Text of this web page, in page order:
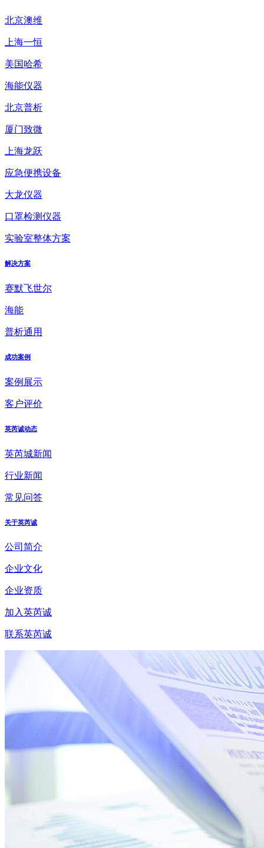
北京澳维
上海一恒
美国哈希
海能仪器
北京普析
厦门致微
上海龙跃
应急便携设备
大龙仪器
口罩检测仪器
实验室整体方案
解决方案
赛默飞世尔
海能
普析通用
成功案例
案例展示
客户评价
英芮诚动态
英芮城新闻
行业新闻
常见问答
关于英芮诚
公司简介
企业文化
企业资质
加入英芮诚
联系英芮诚